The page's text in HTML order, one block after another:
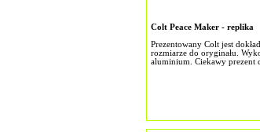
Colt Peace Maker - replika
Prezentowany Colt jest
rozmiarze do oryginału.
aluminium. Ciekawy prezent